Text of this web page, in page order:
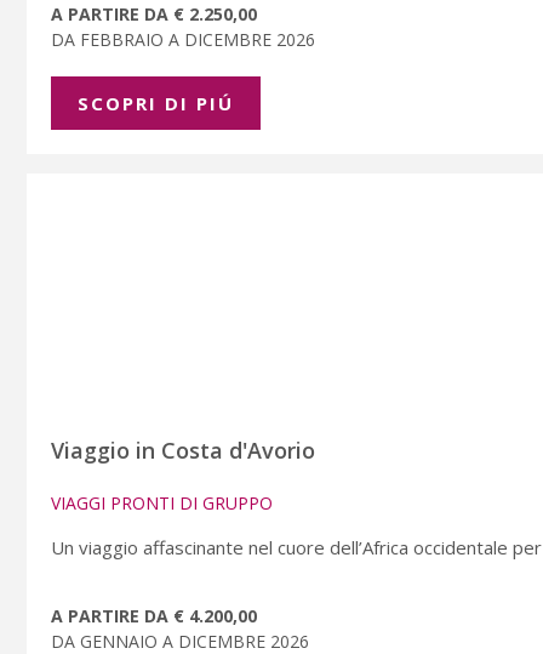
A PARTIRE DA € 2.250,00
DA FEBBRAIO A DICEMBRE 2026
SCOPRI DI PIÚ
Viaggio in Costa d'Avorio
VIAGGI PRONTI DI GRUPPO
Un viaggio affascinante nel cuore dell’Africa occidentale
A PARTIRE DA € 4.200,00
DA GENNAIO A DICEMBRE 2026